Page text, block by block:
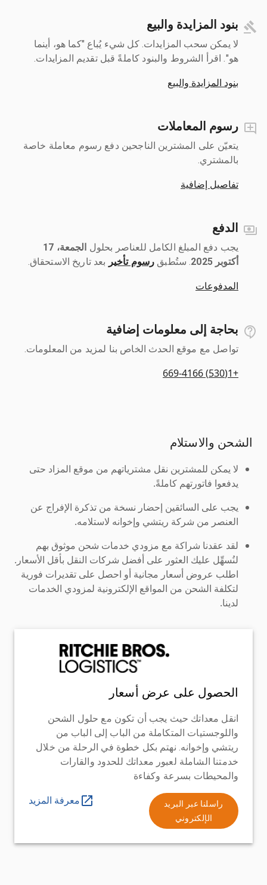
بنود المزايدة والبيع
لا يمكن سحب المزايدات. كل شيء يُباع "كما هو، أينما
هو". اقرأ الشروط والبنود كاملةً قبل تقديم المزايدات.
بنود المزايدة والبيع
رسوم المعاملات
يتعيّن على المشترين الناجحين دفع رسوم معاملة خاصة
بالمشتري.
تفاصيل إضافية
الدفع
يجب دفع المبلغ الكامل للعناصر بحلول ‎
الجمعة، 17
أكتوبر 2025
‎. ستُطبق رسوم تأخير بعد تاريخ الاستحقاق.
المدفوعات
بحاجة إلى معلومات إضافية
تواصل مع موقع الحدث الخاص بنا لمزيد من المعلومات.
+1(530) 669-4166
الشحن والاستلام
لا يمكن للمشترين نقل مشترياتهم من موقع المزاد حتى
يدفعوا فاتورتهم كاملةً.
يجب على السائقين إحضار نسخة من تذكرة الإفراج عن
العنصر من شركة ريتشي وإخوانه لاستلامه.
لقد عقدنا شراكة مع مزودي خدمات شحن موثوق بهم
لنُسهِّل عليك العثور على أفضل شركات النقل بأقل الأسعار.
اطلب عروض أسعار مجانية أو احصل على تقديرات فورية
لتكلفة الشحن من المواقع الإلكترونية لمزودي الخدمات
لدينا.
الحصول على عرض أسعار
انقل معداتك حيث يجب أن تكون مع حلول الشحن
واللوجستيات المتكاملة من الباب إلى الباب من
ريتشي وإخوانه. نهتم بكل خطوة في الرحلة من خلال
خدمتنا الشاملة لعبور معداتك للحدود والقارات
والمحيطات بسرعة وكفاءة
راسلنا عبر البريد
الإلكتروني
معرفة المزيد